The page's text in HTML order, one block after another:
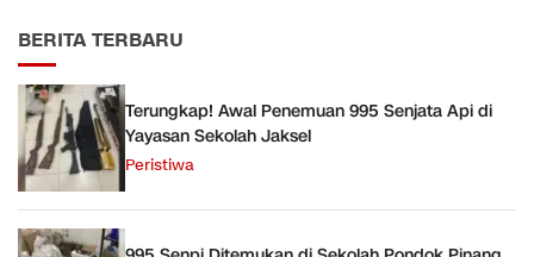
BERITA TERBARU
Terungkap! Awal Penemuan 995 Senjata Api di
Yayasan Sekolah Jaksel
Peristiwa